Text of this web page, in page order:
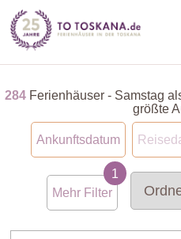
284 Ferienhäuser - Samstag
größte
Ankunftsdatum
Mehr Filter